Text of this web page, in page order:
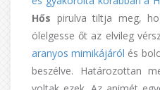
Hős pirulva tiltja meg,
ölelgesse őt az elvileg
aranyos mimikájáról és
beszélve. Határozottan